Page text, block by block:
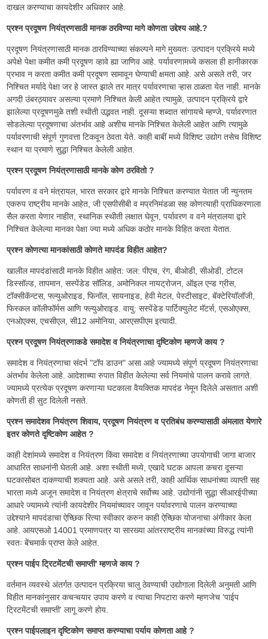
दाखल करण्याचा कायदेशीर अधिकार आहे.
प्रश्न प्रदूषण नियंत्रणसाठी मानक ठरविण्या मागे कोणता उद्देश्य आहे.?
प्रदूषण नियंत्रणासाठी मानक ठारविण्याच्या संकल्पने मागे मुख्यतः उत्पादन प्रक्रिये मध्ये
अपेक्षे पेक्षा कमीत कमी प्रदूषण व्हावे ह्या जाणिव आहे. पर्यावरणामध्ये कसला ही हानीकारक
प्रभाव न करता कमीत कमी प्रदूषण सामावून घेण्याची क्षमता आहे. असे असले तरी, जर
निश्चित मर्यादे पेक्षा जर हे जास्त झाले तर मात्र पर्यावरणाचा ऱ्हास ठाळता येत नाही. मानके
अगदी उंबरठ्यावर असल्या प्रमाणे निश्चित केली आहेत त्यामुळे, उत्पादन प्रक्रिये द्वारे
झालेल्या प्रदूषणमुळे तशी स्थीती उद्भवत नाही. दूसऱ्या शब्दात सांगायचे म्हण्जे, पर्यावरणात
सोडलेल्या प्रदूषणाचा अंतर्भाव आहे अशीच मानके निश्चित केलेली आहेत आणि त्यामुळे
पर्यावरणाची संपूर्ण गुणवत्ता टिकवून ठेवता येते. काही बाबीं मध्ये विशिष्ट उद्योग तसेच विशिष्ट
स्थान या प्रमाणे सुद्धा निश्चित केलेली आहेत.
प्रश्न प्रदूषण नियंत्रणासाठी मानके कोण ठरवितो ?
पर्यावरण व वने मंत्रायल, भारत सरकार द्वारे मानके निश्चित करण्यात येतात जी न्युनतम
एकरुप राष्ट्रीय मानके आहेत, जी एसपीसीबी व मप्रनिमंडळा सह कोणत्याही प्राधिकरणाला
सैल करता येणार नाहीत, स्थानिक स्थीती लक्षात घेवून, पर्यावरण व वने मंत्रालया द्वारे
निश्चित केलेल्या मानका पेक्षा ज्या मध्ये अधिक कठोर मानके विहित करता येतात.
प्रश्न कोणत्या मानकांसाठी कोणते मापदंड विहीत आहेत?
खालील मापदंडांसाठी मानके विहीत आहेत: जल: पीएच, रंग, बीओडी, सीओडी, टोटल
डिस्सॉल्ड, तापमान, सस्पेंडेड सॉलिड, अमोनिकल नायट्रोजन, ऑइल एन्ड ग्रीस,
टॉक्सीकॅन्टस, फ्ल्युओराइड, फिनॉल, सायनाइड, हेवी मेटल, पेस्टीसाइट, बॅक्टेरियॉलॉजी,
फिस्कल कॉलीफॉर्मस आणि फ्ल्युओराइड. वायु: सस्पेंडेड पार्टिक्युलेट मॅटर्स, एसओएक्स,
एनओएक्स, एचसीएल, सी12 अमोनिया, आरएसपीएम इत्यादी.
प्रश्न प्रदूषण नियंत्रणाकडे समादेश व नियंत्रणाचा दृष्टिकोण म्हणजे काय ?
समादेश व नियंत्रणाचा संदर्भ "टॉप डाउन" असा आहे ज्यामध्ये संपूर्ण प्रदूषण नियंत्रणाचा
अंतर्भाव केलेला आहे. आदेशाच्या रुपात विहीत केलेल्या सर्व नियमांचे पालन करावे लागते.
ज्यामध्ये प्रत्येक प्रदूषण करणाऱ्या घटकाला वैयक्तिक मापदंड नेमून दिलेले असतात अशी
कोणती ही सुट दिलेली नसते.
प्रश्न समादेशव नियंत्रण शिवाय, प्रदूषण नियंत्रण व प्रतिबंध करण्यासाठी अंमलात येणारे
इतर कोणते दृष्टिकोण आहेत ?
काही देशांमध्ये समादेश व नियंत्रण किंवा समादेश व नियंत्रणाच्या उपयोगाची जागा बाजार
आधारित साधनांनी घेतली आहे. अशा स्थीती मध्ये, एखादे घटक आपला कचरा दूसऱ्या
घटकासोबत दाकण्याची शक्यता आहे. असे असले तरी, काही आर्थिक साधनांच्या व्याप्ती सह
भारता मध्ये अजून समादेश व नियंत्रण क्षेत्राचे सर्वोच्य आहे. उद्योगांनी सुद्धा सीआरईपीच्या
आधारे ज्यामध्ये त्यांनी कायदेशीर नियमांच्यावर जावून पर्यावरणाचे पालन करण्याच्या
उद्देश्याने मापदंडाचा ऐच्छिक रित्या स्वीकार करुन काही ऐच्छिक योजनाचा अंगीकार केला
आहे. आयएसओ 14001 प्रमाणपत्र या सारख्या आंतरराष्ट्रीय मानकांच्या विरुद्ध त्यांनी
स्वतः बेंचमार्क प्राप्त केले आहेत.
प्रश्न पाईप ट्रिटमेंटची समाप्ती' म्हणजे काय ?
वर्तमान व्यवस्थे अंतर्गत उत्पादन प्रक्रिया चालु ठेवण्याची उद्योगाला दिलेली अनुमती आणि
विहीत मानकांनुसार कचऱ्चयार उपाय करणे व त्याचा निपटारा करणे म्हणजेच 'पाईप
ट्रिटमेंटची समाप्ती' लागू करणे होय.
प्रश्न पाईपलाइन दृष्टिकोण समाप्त करण्याचा पर्याय कोणता आहे ?